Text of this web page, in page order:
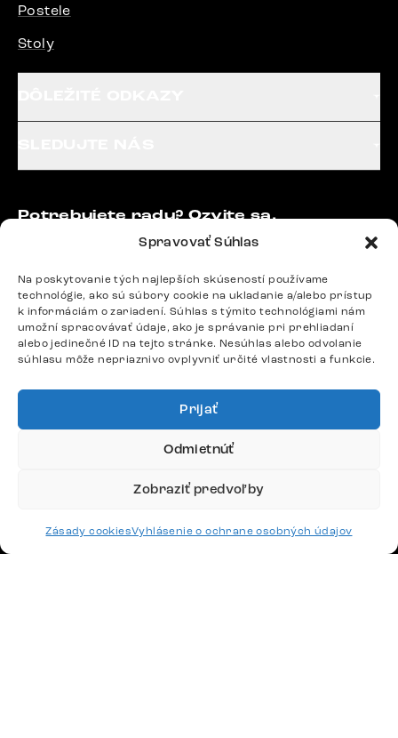
Spravovať Súhlas
Na poskytovanie tých najlepších skúseností používame
technológie, ako sú súbory cookie na ukladanie a/alebo prístup
k informáciám o zariadení. Súhlas s týmito technológiami nám
umožní spracovávať údaje, ako je správanie pri prehliadaní
alebo jedinečné ID na tejto stránke. Nesúhlas alebo odvolanie
súhlasu môže nepriaznivo ovplyvniť určité vlastnosti a funkcie.
Prijať
Odmietnúť
Zobraziť predvoľby
Zásady cookiesVyhlásenie o ochrane osobných údajov
Postele
Stoly
Potrebujete radu? Ozvite sa.
podpora@delife-shop.sk
Odpovedáme do 24 hodín.
Google recenzie
4,8
Platby